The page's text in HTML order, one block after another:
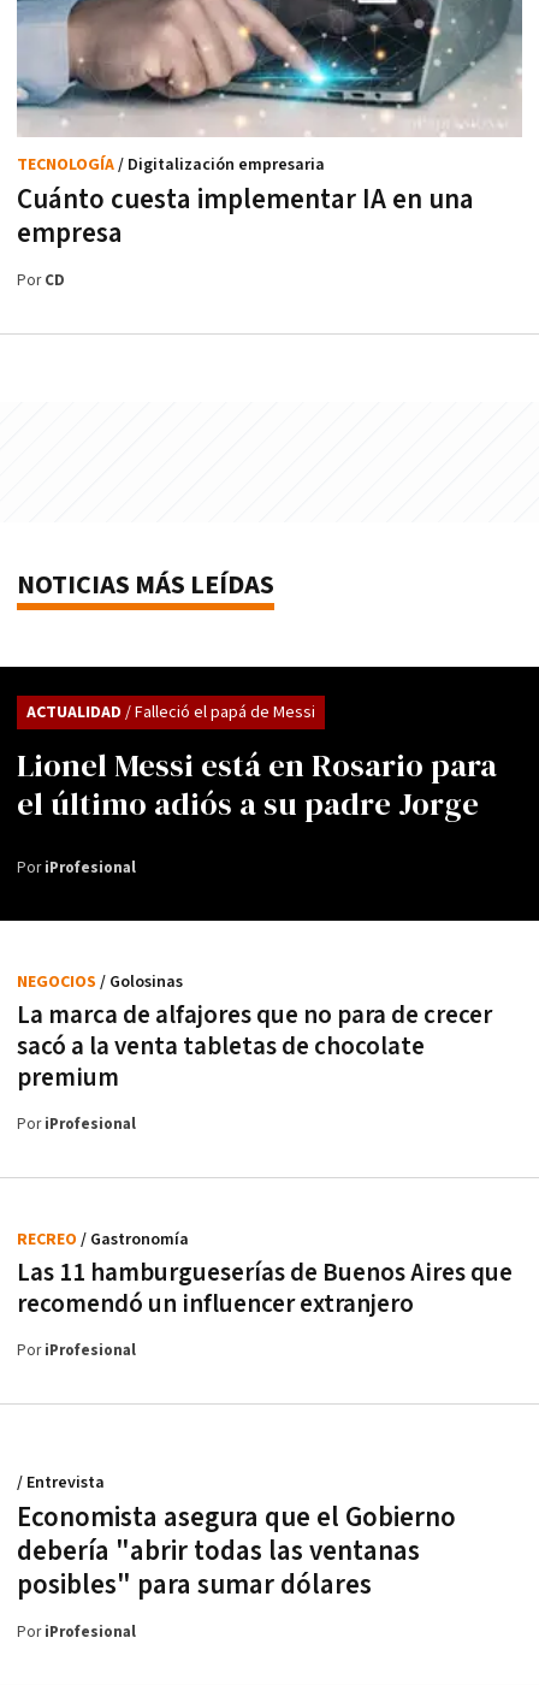
Cuánto cuesta implementar IA en una
empresa
TECNOLOGÍA/ Digitalización empresaria
PorCD
NOTICIAS MÁS LEÍDAS
Lionel Messi está en Rosario para
el último adiós a su padre Jorge
ACTUALIDAD / Falleció el papá de Messi
PoriProfesional
La marca de alfajores que no para de crecer
sacó a la venta tabletas de chocolate
premium
NEGOCIOS / Golosinas
PoriProfesional
Las 11 hamburgueserías de Buenos Aires que
recomendó un influencer extranjero
RECREO / Gastronomía
PoriProfesional
Economista asegura que el Gobierno
debería "abrir todas las ventanas
posibles" para sumar dólares
/ Entrevista
PoriProfesional